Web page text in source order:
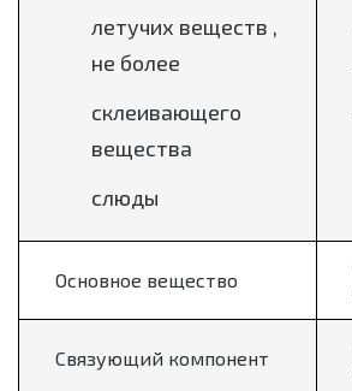
летучих веществ ,
не более
склеивающего
вещества
слюды
Основное вещество
Связующий компонент